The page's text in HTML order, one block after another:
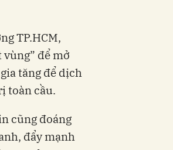
TP.HCM,
để mở
tăng để dịch
toàn cầu.
cũng đoáng
đẩy mạnh